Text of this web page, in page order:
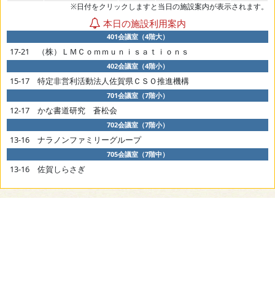
※日付をクリックしますと当日の施設案内が表示されます。
本日の施設利用案内
401会議室（4階大）
17-21 （株）ＬＭＣｏｍｍｕｎｉｓａｔｉｏｎｓ
402会議室（4階小）
15-17 特定非営利活動法人佐賀県ＣＳＯ推進機構
701会議室（7階小）
12-17 かな書道研究 蒼松会
702会議室（7階小）
13-16 ナラノンファミリーグループ
705会議室（7階中）
13-16 佐賀しらさぎ